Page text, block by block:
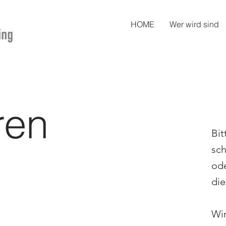
HOME Wer wird sind